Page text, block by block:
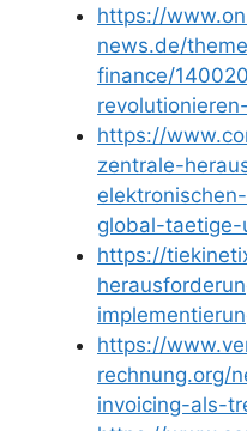
https://
news.de/
finance/
https://
zentrale-
global-taetige-
https://
https://
rechnung.org/
invoicing-als-